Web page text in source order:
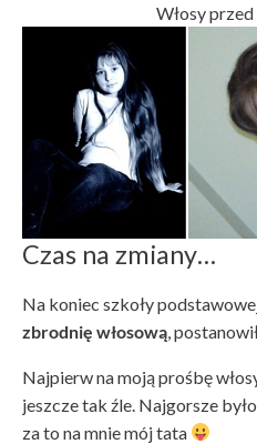
Włosy
Czas na zmiany…
Na koniec szkoły
zbrodnię włosową ,
Najpierw na moją prośbę
jeszcze tak źle. Najgorsze
za to na mnie mój tata